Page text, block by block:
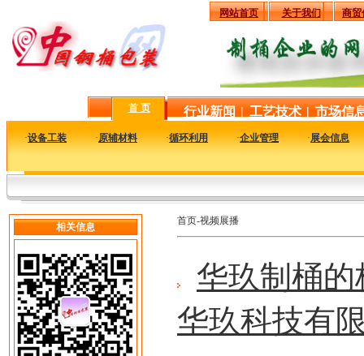
网站首页 关于我们 商贸
首 页 行业新闻 | 工艺技术 | 市场信
·设备工装 ·原辅材料 ·循环利用 ·企业管理 ·展会信息
相关信息
首页-视频展播
华玖制桶
华玖科技有